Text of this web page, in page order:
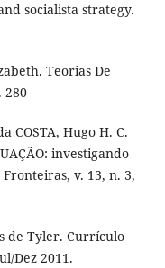
socialista strategy.
Teorias De
280
COSTA, Hugo H. C.
investigando
v. 13, n. 3,
de Tyler. Currículo
Dez 2011.